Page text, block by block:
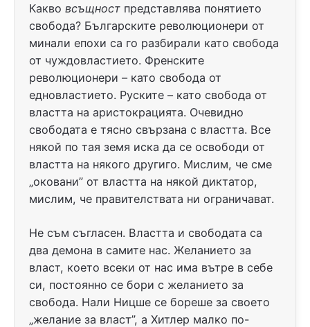
Какво всъщностпредставлява понятието
свобода? Българските революционери от
минали епохи са го разбирали като свобода
от чуждовластието. Френските
революционери – като свобода от
едновластието. Руските – като свобода от
властта на аристокрацията. Очевидно
свободата е тясно свързана с властта. Все
някой по тая земя иска да се освободи от
властта на някого другиго. Мислим, че сме
„оковани” от властта на някой диктатор,
мислим, че правителствата ни ограничават.
Не съм съгласен. Властта и свободата са
два демона в самите нас. Желанието за
власт, което всеки от нас има вътре в себе
си, постоянно се бори с желанието за
свобода. Нали Ницше се бореше за своето
„желание за власт”, а Хитлер малко по-